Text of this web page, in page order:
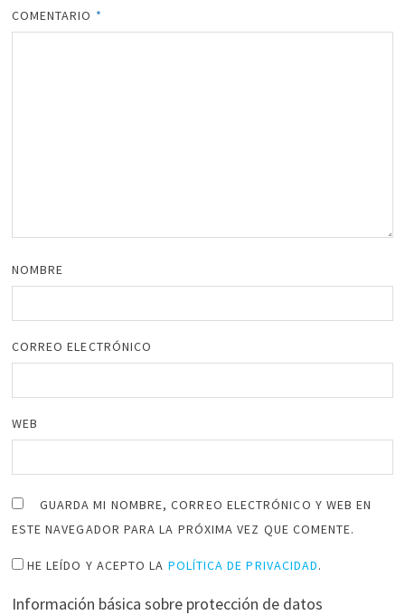
COMENTARIO *
NOMBRE
CORREO ELECTRÓNICO
WEB
GUARDA MI NOMBRE, CORREO ELECTRÓNICO Y WEB EN
ESTE NAVEGADOR PARA LA PRÓXIMA VEZ QUE COMENTE.
HE LEÍDO Y ACEPTO LA POLÍTICA DE PRIVACIDAD.
Información básica sobre protección de datos